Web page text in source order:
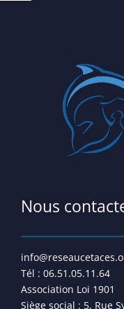
Nous
Tél : 06.51.05.11.64
Association Loi 1901
Siège social : 5, Rue